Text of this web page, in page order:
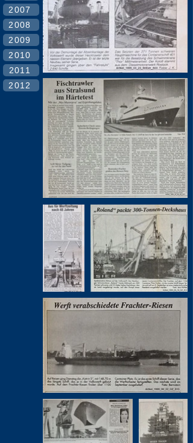
2007
2008
2009
2010
2011
2012